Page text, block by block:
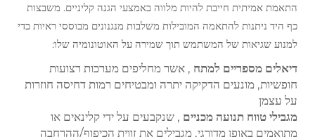
התאמת אמיתית חייבת להיות מלווה באמצעי הגנה קליניים. משבצות
כף היד ניתנות להתאמה המובילות משלבות מנגנונים מבוססי ראיות כדי
למנוע שגיאות של המשתמש תוך שמירה על האוטונומיה שלו:
דיאלים מספריים למתח , אשר מחליפים מערכות רצועות
חופשיות, מונעים הדקיקה יתרה ומבטיחים רמות דחיסה חוזרות
על עצמן
מגבילי טווח תנועה מכניים , שנקבעים על ידי קלינאים או
מתואמים באופן מדורגי, מגבילים את זווית הכיפוף/ההרחבה